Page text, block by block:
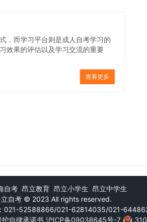
，而学习平台则是成人自考学习的
效果的评估以及学习交流的重要
查看更多
自考 昂立教育 昂立小学生 昂立中学生
自考 © 2023 All rights reserved.
021-52588866/021-62814035/021-
自律承诺书 沪ICP备09038645号-7